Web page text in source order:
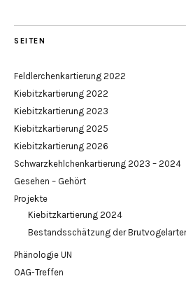
SEITEN
Feldlerchenkartierung 2022
Kiebitzkartierung 2022
Kiebitzkartierung 2023
Kiebitzkartierung 2025
Kiebitzkartierung 2026
Schwarzkehlchenkartierung 2023 – 2024
Gesehen – Gehört
Projekte
Kiebitzkartierung 2024
Bestandsschätzung der
Phänologie UN
OAG-Treffen